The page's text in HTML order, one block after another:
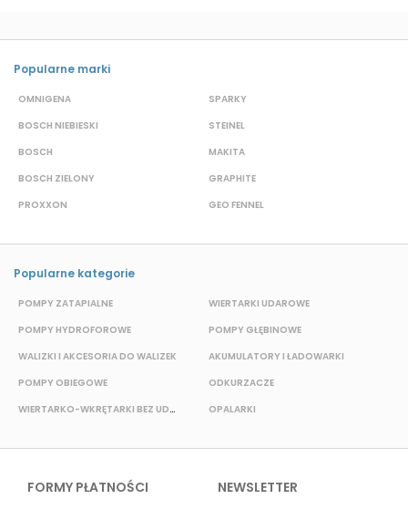
Popularne marki
OMNIGENA
BOSCH NIEBIESKI
BOSCH
BOSCH ZIELONY
PROXXON
SPARKY
STEINEL
MAKITA
GRAPHITE
GEO FENNEL
Popularne kategorie
POMPY ZATAPIALNE
POMPY HYDROFOROWE
WALIZKI I AKCESORIA DO WALIZEK
POMPY OBIEGOWE
WIERTARKO-WKRĘTARKI BEZ UDAROWE
WIERTARKI UDAROWE
POMPY GŁĘBINOWE
AKUMULATORY I ŁADOWARKI
ODKURZACZE
OPALARKI
FORMY PŁATNOŚCI NEWSLETTER